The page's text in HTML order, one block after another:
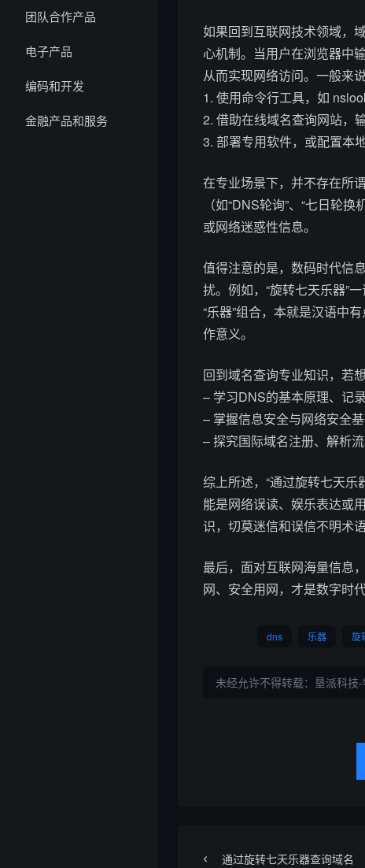
团队合作产品
电子产品
编码和开发
金融产品和服务
如果回到互联网技术领域，
心机制。当用户在浏览器中
从而实现网络访问。一般来
1. 使用命令行工具，如
2. 借助在线域名查询网站，
3. 部署专用软件，或配置本
在专业场景下，并不存在所
（如“DNS轮询”、“七日轮
或网络迷惑性信息。
值得注意的是，数码时代信
扰。例如，“旋转七天乐器”
“乐器”组合，本就是汉语中
作意义。
回到域名查询专业知识，若
– 学习DNS的基本原理、记
– 掌握信息安全与网络安全
– 探究国际域名注册、解析
综上所述，“通过旋转七天
能是网络误读、娱乐表达或
识，切莫迷信和误信不明术
最后，面对互联网海量信息
网、安全用网，才是数字时
dns 乐器 旋
未经允许不得转载： 垦派科技
通过旋转七天乐器查询域名